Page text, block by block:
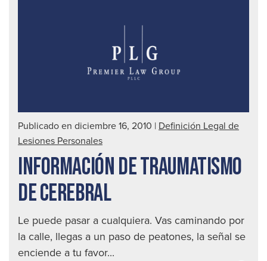
|
Publicado en diciembre 16, 2010 | Definición Legal de
Lesiones Personales
INFORMACIÓN DE TRAUMATISMO
DE CEREBRAL
Le puede pasar a cualquiera. Vas caminando por
la calle, llegas a un paso de peatones, la señal se
enciende a tu favor...